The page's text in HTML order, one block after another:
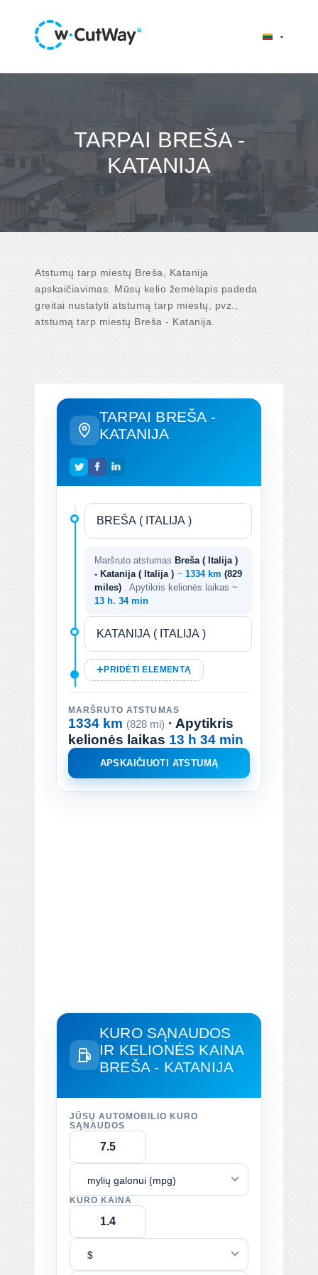
TARPAI BREŠA -
KATANIJA
Atstumų tarp miestų Breša, Katanija
apskaičiavimas. Mūsų kelio žemėlapis padeda
greitai nustatyti atstumą tarp miestų, pvz.,
atstumą tarp miestų Breša - Katanija.
TARPAI BREŠA -
KATANIJA
Maršruto atstumas Breša ( Italija )
- Katanija ( Italija ) ~ 1334 km (829
miles)
. Apytikris kelionės laikas ~
13 h. 34 min
PRIDĖTI ELEMENTĄ
MARŠRUTO ATSTUMAS
1334 km (828 mi) · Apytikris
kelionės laikas 13 h 34 min
APSKAIČIUOTI ATSTUMĄ
KURO SĄNAUDOS
IR KELIONĖS KAINA
BREŠA - KATANIJA
JŪSŲ AUTOMOBILIO KURO
SĄNAUDOS
mylių galonui (mpg)
KURO KAINA
$